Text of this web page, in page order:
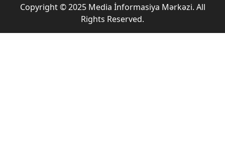
Copyright © 2025 Media İnformasiya Mərkəzi. All
Rights Reserved.